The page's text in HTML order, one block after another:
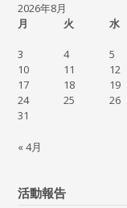
2026年8月
月
火 水
3
4 5
10
11 12
17
18 19
24
25 26
31
« 4月
活動報告